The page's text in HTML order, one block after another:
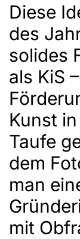
Diese
des
solides
als KiS
Kunst
Taufe
dem
man
mit